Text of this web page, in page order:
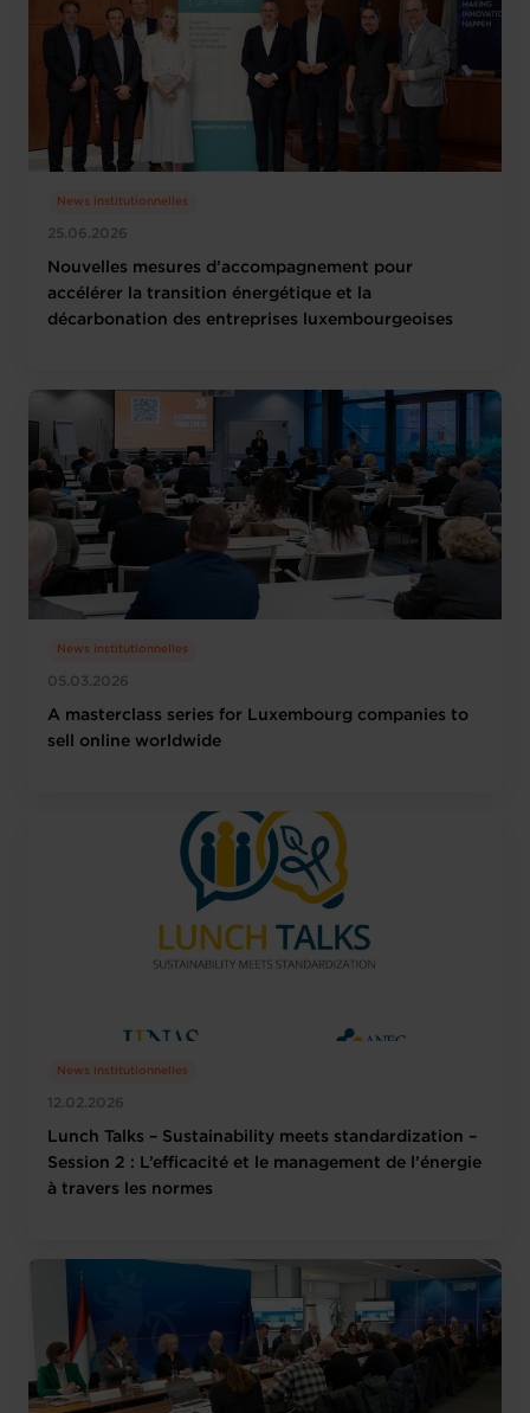
25.06.2026
News institutionnelles
Nouvelles mesures d’accompagnement pour
accélérer la transition énergétique et la
décarbonation des entreprises luxembourgeoises
05.03.2026
News institutionnelles
A masterclass series for Luxembourg companies to
sell online worldwide
12.02.2026
News institutionnelles
Lunch Talks – Sustainability meets standardization –
Session 2 : L’efficacité et le management de l’énergie
à travers les normes